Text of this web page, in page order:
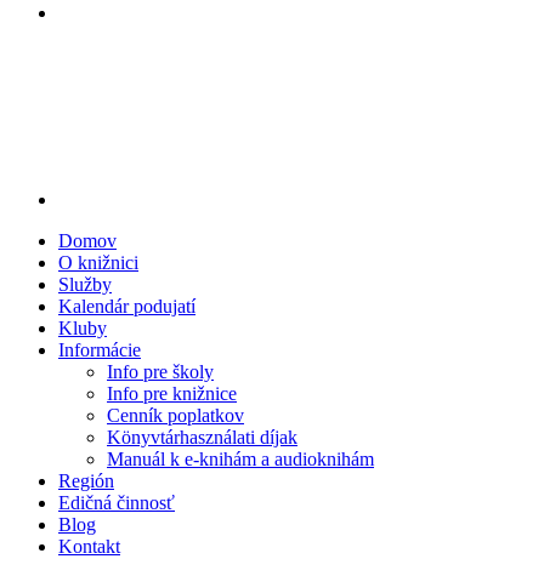
Domov
O knižnici
Služby
Kalendár podujatí
Kluby
Informácie
Info pre školy
Info pre knižnice
Cenník poplatkov
Könyvtárhasználati díjak
Manuál k e-knihám a audioknihám
Región
Edičná činnosť
Blog
Kontakt